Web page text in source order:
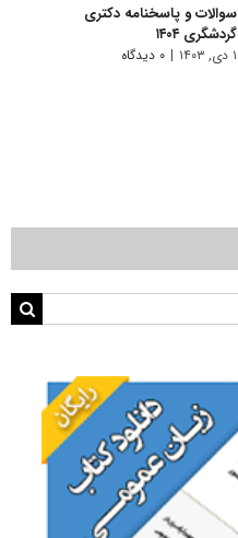
سوالات و پاسخنامه دکتری
گردشگری ۱۴۰۴
۱ دی, ۱۴۰۳ | ۰ دیدگاه